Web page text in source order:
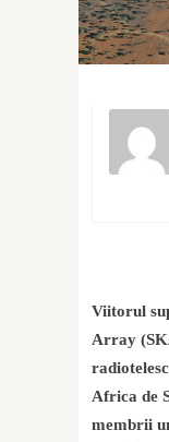
Viitorul
Array
Africa de
membrii